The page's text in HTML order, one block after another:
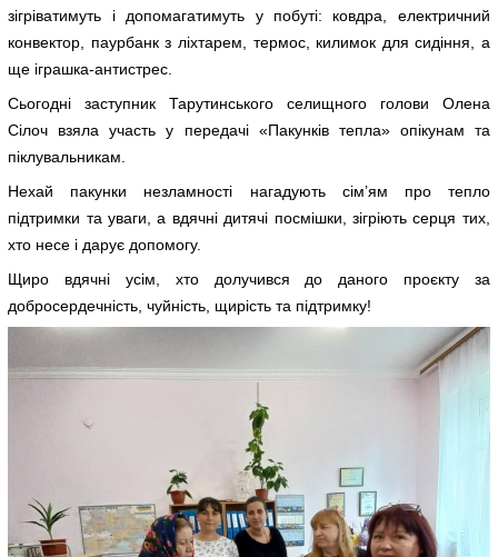
зігріватимуть і допомагатимуть у побуті: ковдра, електричний
конвектор, паурбанк з ліхтарем, термос, килимок для сидіння, а
ще іграшка-антистрес.
Сьогодні заступник Тарутинського селищного голови Олена
Сілоч взяла участь у передачі «Пакунків тепла» опікунам та
піклувальникам.
Нехай пакунки незламності нагадують сім’ям про тепло
підтримки та уваги, а вдячні дитячі посмішки, зігріють серця тих,
хто несе і дарує допомогу.
Щиро вдячні усім, хто долучився до даного проєкту за
добросердечність, чуйність, щирість та підтримку!